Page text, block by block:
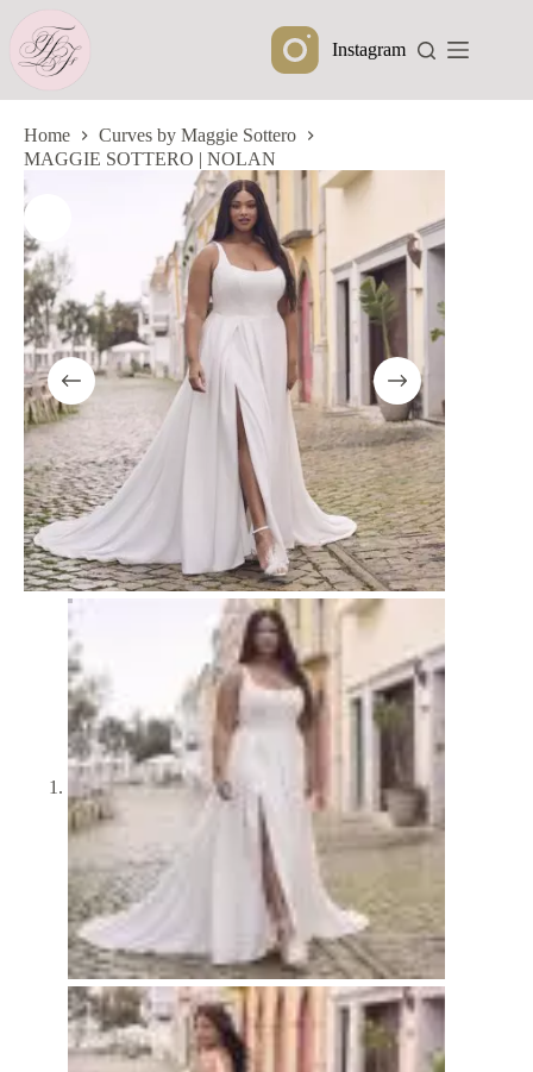
naar
inhoud
Instagram
Home
Curves by Maggie Sottero
MAGGIE SOTTERO | NOLAN